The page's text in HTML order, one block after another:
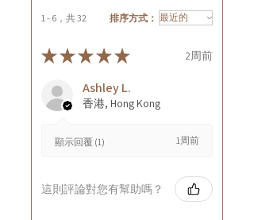
1 - 6，共 32 排序方式：
★★★★★ 2周前
Ashley L.
香港, Hong Kong
顯示回覆 (1) 1周前
這則評論對您有幫助嗎？